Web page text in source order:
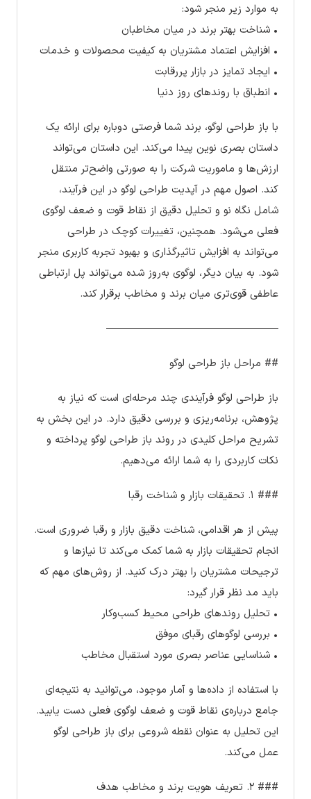
به موارد زیر منجر شود:
• شناخت بهتر برند در میان مخاطبان
• افزایش اعتماد مشتریان به کیفیت محصولات و خدمات
• ایجاد تمایز در بازار پررقابت
• انطباق با روندهای روز دنیا
با باز طراحی لوگو، برند شما فرصتی دوباره برای ارائه یک
داستان بصری نوین پیدا می‌کند. این داستان می‌تواند
ارزش‌ها و ماموریت شرکت را به صورتی واضح‌تر منتقل
کند. اصول مهم در آپدیت طراحی لوگو در این فرآیند،
شامل نگاه نو و تحلیل دقیق از نقاط قوت و ضعف لوگوی
فعلی می‌شود. همچنین، تغییرات کوچک در طراحی
می‌تواند به افزایش تاثیرگذاری و بهبود تجربه کاربری منجر
شود. به بیان دیگر، لوگوی به‌روز شده می‌تواند پل ارتباطی
عاطفی قوی‌تری میان برند و مخاطب برقرار کند.
————————————————–
## مراحل باز طراحی لوگو
باز طراحی لوگو فرآیندی چند مرحله‌ای است که نیاز به
پژوهش، برنامه‌ریزی و بررسی دقیق دارد. در این بخش به
تشریح مراحل کلیدی در روند باز طراحی لوگو پرداخته و
نکات کاربردی را به شما ارائه می‌دهیم.
### ۱. تحقیقات بازار و شناخت رقبا
پیش از هر اقدامی، شناخت دقیق بازار و رقبا ضروری است.
انجام تحقیقات بازار به شما کمک می‌کند تا نیازها و
ترجیحات مشتریان را بهتر درک کنید. از روش‌های مهم که
باید مد نظر قرار گیرد:
• تحلیل روندهای طراحی محیط کسب‌وکار
• بررسی لوگوهای رقبای موفق
• شناسایی عناصر بصری مورد استقبال مخاطب
با استفاده از داده‌ها و آمار موجود، می‌توانید به نتیجه‌ای
جامع درباره‌ی نقاط قوت و ضعف لوگوی فعلی دست یابید.
این تحلیل به عنوان نقطه شروعی برای باز طراحی لوگو
عمل می‌کند.
### ۲. تعریف هویت برند و مخاطب هدف